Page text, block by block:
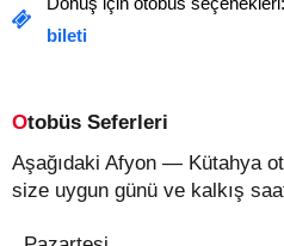
bileti
Otobüs Seferleri
Aşağıdaki Afyon — Kütahya
size uygun günü ve kalkış